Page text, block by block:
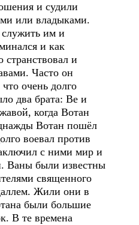
и судили
или владыками.
им и
и как
и
Часто он
очень долго
два брата: Ве и
когда Вотан
Вотан пошёл
воевал против
с ними мир и
Ваны были известны
священного
Жили они в
были большие
В те времена